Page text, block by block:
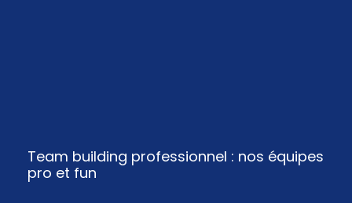
Team building professionnel : nos équipes
pro et fun